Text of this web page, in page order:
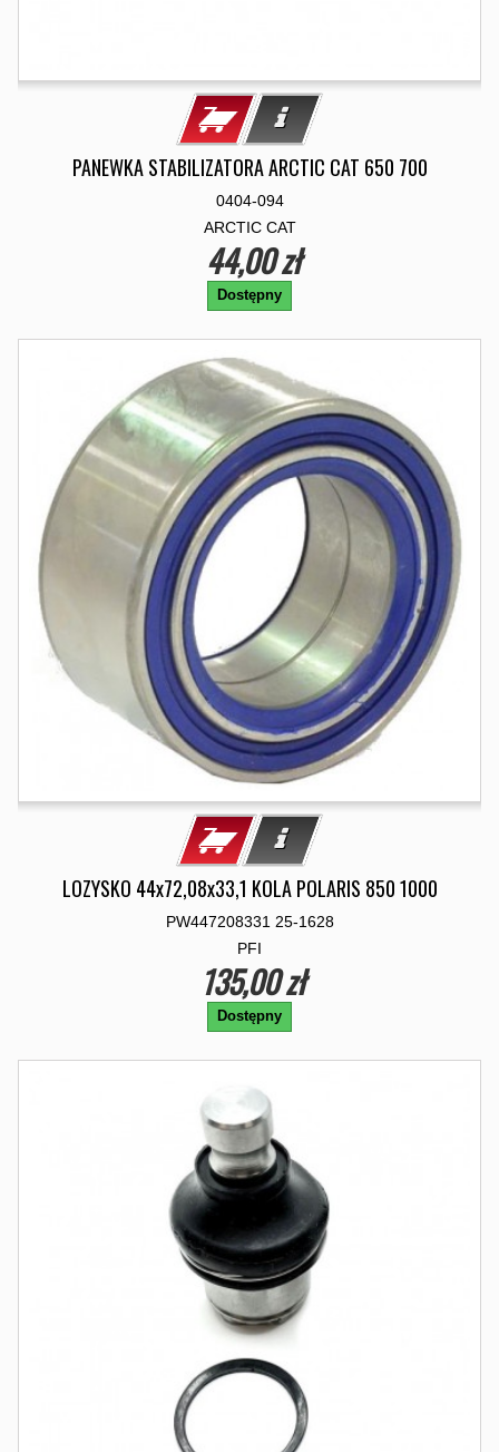
PANEWKA STABILIZATORA ARCTIC CAT 650 700
0404-094
ARCTIC CAT
44,00 zł
Dostępny
LOZYSKO 44x72,08x33,1 KOLA POLARIS 850 1000
PW447208331 25-1628
PFI
135,00 zł
Dostępny